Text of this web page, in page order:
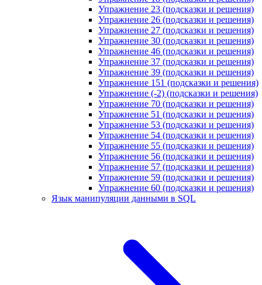
Упражнение 23 (подсказки и решения)
Упражнение 26 (подсказки и решения)
Упражнение 27 (подсказки и решения)
Упражнение 30 (подсказки и решения)
Упражнение 46 (подсказки и решения)
Упражнение 37 (подсказки и решения)
Упражнение 39 (подсказки и решения)
Упражнение 151 (подсказки и решения)
Упражнение (-2) (подсказки и решения)
Упражнение 70 (подсказки и решения)
Упражнение 51 (подсказки и решения)
Упражнение 53 (подсказки и решения)
Упражнение 54 (подсказки и решения)
Упражнение 55 (подсказки и решения)
Упражнение 56 (подсказки и решения)
Упражнение 57 (подсказки и решения)
Упражнение 59 (подсказки и решения)
Упражнение 60 (подсказки и решения)
Язык манипуляции данными в SQL